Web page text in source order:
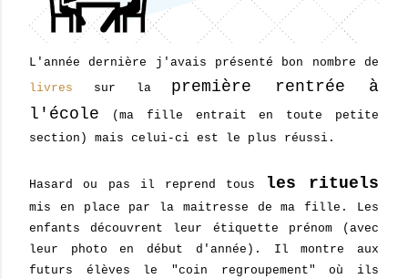
L'année dernière j'avais présenté bon nombre de
livres sur la première rentrée à
l'école (ma fille entrait en toute petite
section) mais celui-ci est le plus réussi.
Hasard ou pas il reprend tous les rituels
mis en place par la maitresse de ma fille. Les
enfants découvrent leur étiquette prénom (avec
leur photo en début d'année). Il montre aux
futurs élèves le "coin regroupement" où ils